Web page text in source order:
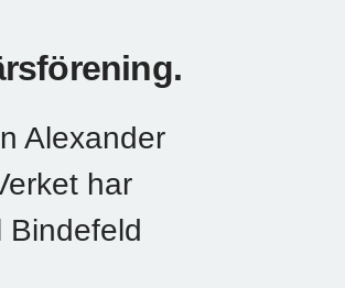
Alexander
har
Bindefeld